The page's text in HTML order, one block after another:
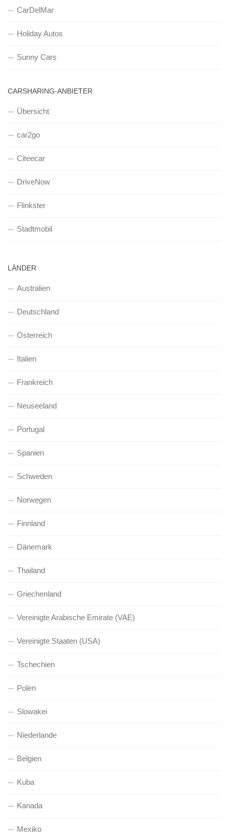
CarDelMar
Holiday Autos
Sunny Cars
CARSHARING-ANBIETER
Übersicht
car2go
Citeecar
DriveNow
Flinkster
Stadtmobil
LÄNDER
Australien
Deutschland
Österreich
Italien
Frankreich
Neuseeland
Portugal
Spanien
Schweden
Norwegen
Finnland
Dänemark
Thailand
Griechenland
Vereinigte Arabische Emirate (VAE)
Vereinigte Staaten (USA)
Tschechien
Polen
Slowakei
Niederlande
Belgien
Kuba
Kanada
Mexiko